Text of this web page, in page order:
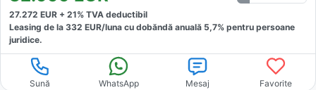
27.272 EUR + 21% TVA deductibil
Leasing de la 332 EUR/luna cu dobăndă anuală 5,7% pentru persoane
juridice.
Sună WhatsApp Mesaj Favorite